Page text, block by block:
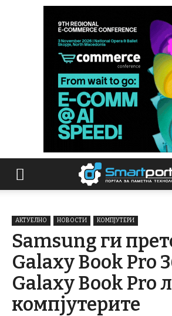
АКТУЕЛНО НОВОСТИ КОМПЈУТЕРИ
Samsung ги
Galaxy Book Pro
Galaxy Book Pro
компјутерите